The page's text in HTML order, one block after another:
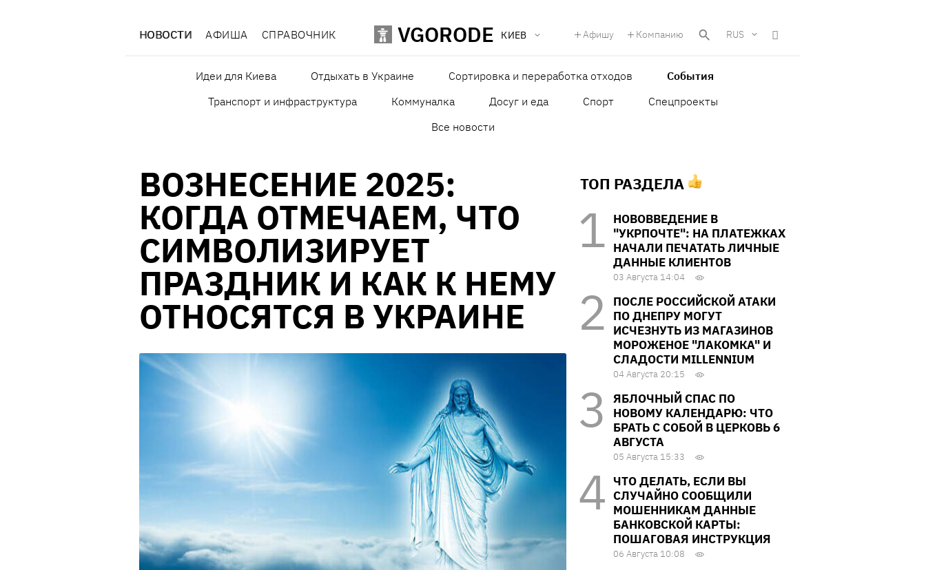
НОВОСТИ АФИША СПРАВОЧНИК VGORODE КИЕВ Афишу Компанию RUS
Идеи для Киева Отдыхать в Украине Сортировка и переработка отходов
События
Транспорт и инфраструктура
Коммуналка Досуг и еда Спорт
Спецпроекты
Все новости
ВОЗНЕСЕНИЕ 2025:
КОГДА ОТМЕЧАЕМ, ЧТО
СИМВОЛИЗИРУЕТ
ПРАЗДНИК И КАК К НЕМУ
ОТНОСЯТСЯ В УКРАИНЕ
ТОП РАЗДЕЛА
НОВОВВЕДЕНИЕ В
"УКРПОЧТЕ": НА ПЛАТЕЖКАХ
НАЧАЛИ ПЕЧАТАТЬ ЛИЧНЫЕ
ДАННЫЕ КЛИЕНТОВ
03 Августа 14:04
ПОСЛЕ РОССИЙСКОЙ АТАКИ
ПО ДНЕПРУ МОГУТ
ИСЧЕЗНУТЬ ИЗ МАГАЗИНОВ
МОРОЖЕНОЕ "ЛАКОМКА" И
СЛАДОСТИ MILLENNIUM
04 Августа 20:15
ЯБЛОЧНЫЙ СПАС ПО
НОВОМУ КАЛЕНДАРЮ: ЧТО
БРАТЬ С СОБОЙ В ЦЕРКОВЬ 6
АВГУСТА
05 Августа 15:33
ЧТО ДЕЛАТЬ, ЕСЛИ ВЫ
СЛУЧАЙНО СООБЩИЛИ
МОШЕННИКАМ ДАННЫЕ
БАНКОВСКОЙ КАРТЫ:
ПОШАГОВАЯ ИНСТРУКЦИЯ
06 Августа 10:08